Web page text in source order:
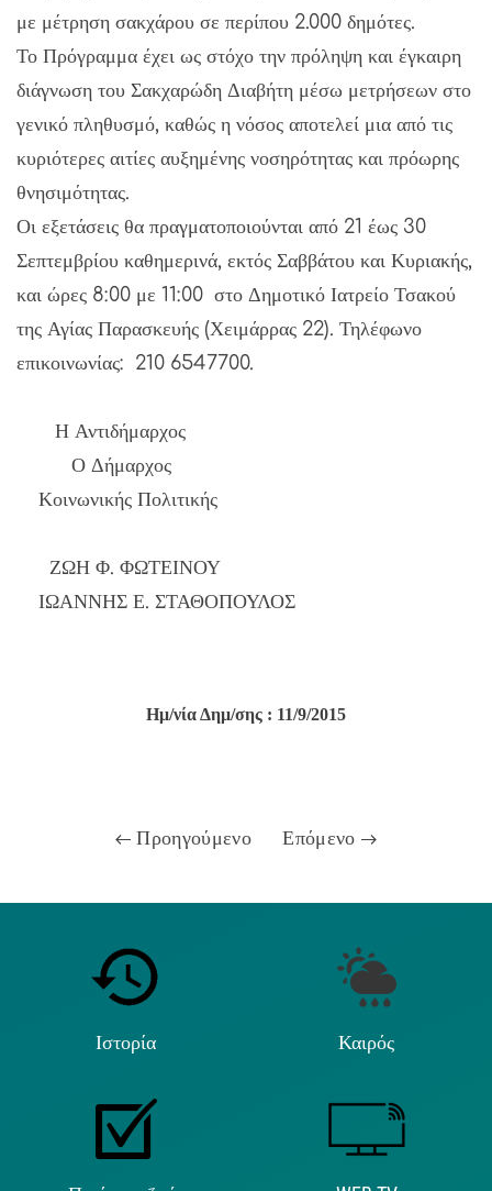
με μέτρηση σακχάρου σε περίπου 2.000 δημότες.
Το Πρόγραμμα έχει ως στόχο την πρόληψη και έγκαιρη
διάγνωση του Σακχαρώδη Διαβήτη μέσω μετρήσεων στο
γενικό πληθυσμό, καθώς η νόσος αποτελεί μια από τις
κυριότερες αιτίες αυξημένης νοσηρότητας και πρόωρης
θνησιμότητας.
Οι εξετάσεις θα πραγματοποιούνται από 21 έως 30
Σεπτεμβρίου καθημερινά, εκτός Σαββάτου και Κυριακής,
και ώρες 8:00 με 11:00 στο Δημοτικό Ιατρείο Τσακού
της Αγίας Παρασκευής (Χειμάρρας 22). Τηλέφωνο
επικοινωνίας: 210 6547700.
Η Αντιδήμαρχος
Ο Δήμαρχος
Κοινωνικής Πολιτικής
ΖΩΗ Φ. ΦΩΤΕΙΝΟΥ
ΙΩΑΝΝΗΣ Ε. ΣΤΑΘΟΠΟΥΛΟΣ
Ημ/νία Δημ/σης : 11/9/2015
Προηγούμενο Επόμενο
Ιστορία Καιρός